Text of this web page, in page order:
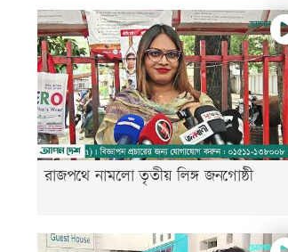
রাজপথে নামলো তৃতীয় লিঙ্গ জনগোষ্ঠী